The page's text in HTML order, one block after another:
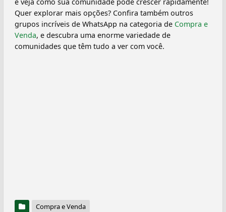
Quer explorar mais opções? Confira também outros
grupos incríveis de WhatsApp na categoria de Compra e
Venda, e descubra uma enorme variedade de
comunidades que têm tudo a ver com você.
Compra e Venda